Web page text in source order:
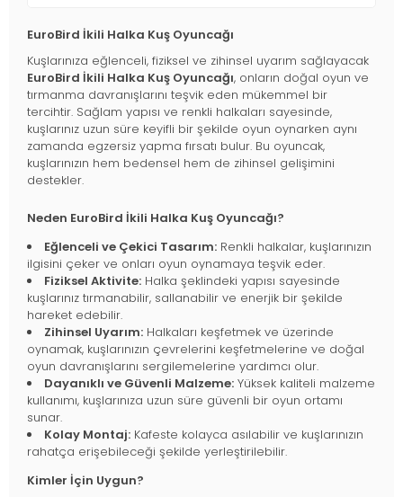
EuroBird İkili Halka Kuş Oyuncağı
Kuşlarınıza eğlenceli, fiziksel ve zihinsel uyarım sağlayacak
EuroBird İkili Halka Kuş Oyuncağı, onların doğal oyun ve
tırmanma davranışlarını teşvik eden mükemmel bir
tercihtir. Sağlam yapısı ve renkli halkaları sayesinde,
kuşlarınız uzun süre keyifli bir şekilde oyun oynarken aynı
zamanda egzersiz yapma fırsatı bulur. Bu oyuncak,
kuşlarınızın hem bedensel hem de zihinsel gelişimini
destekler.
Neden EuroBird İkili Halka Kuş Oyuncağı?
Eğlenceli ve Çekici Tasarım: Renkli halkalar, kuşlarınızın
ilgisini çeker ve onları oyun oynamaya teşvik eder.
Fiziksel Aktivite: Halka şeklindeki yapısı sayesinde
kuşlarınız tırmanabilir, sallanabilir ve enerjik bir şekilde
hareket edebilir.
Zihinsel Uyarım: Halkaları keşfetmek ve üzerinde
oynamak, kuşlarınızın çevrelerini keşfetmelerine ve doğal
oyun davranışlarını sergilemelerine yardımcı olur.
Dayanıklı ve Güvenli Malzeme: Yüksek kaliteli malzeme
kullanımı, kuşlarınıza uzun süre güvenli bir oyun ortamı
sunar.
Kolay Montaj: Kafeste kolayca asılabilir ve kuşlarınızın
rahatça erişebileceği şekilde yerleştirilebilir.
Kimler İçin Uygun?